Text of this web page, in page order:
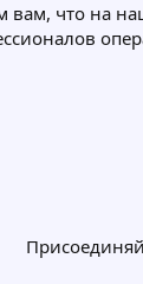
вам, что на